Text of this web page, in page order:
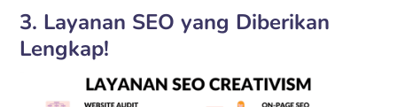
3. Layanan SEO yang Diberikan
Lengkap!